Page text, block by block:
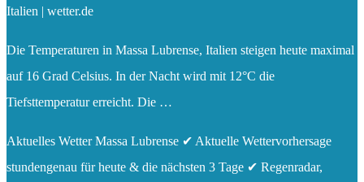
Italien | wetter.de
Die Temperaturen in Massa Lubrense, Italien steigen heute maximal
auf 16 Grad Celsius. In der Nacht wird mit 12°C die
Tiefsttemperatur erreicht. Die …
Aktuelles Wetter Massa Lubrense ✔ Aktuelle Wettervorhersage
stundengenau für heute & die nächsten 3 Tage ✔ Regenradar,